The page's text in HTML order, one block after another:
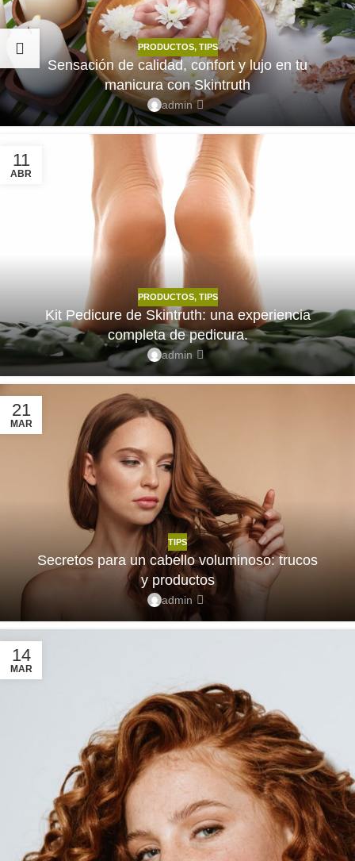
PRODUCTOS, TIPS
Sensación de calidad, confort y lujo en tu
manicura con Skintruth
admin
11
ABR
PRODUCTOS, TIPS
Kit Pedicure de Skintruth: una experiencia
completa de pedicura.
admin
21
MAR
TIPS
Secretos para un cabello voluminoso: trucos
y productos
admin
14
MAR